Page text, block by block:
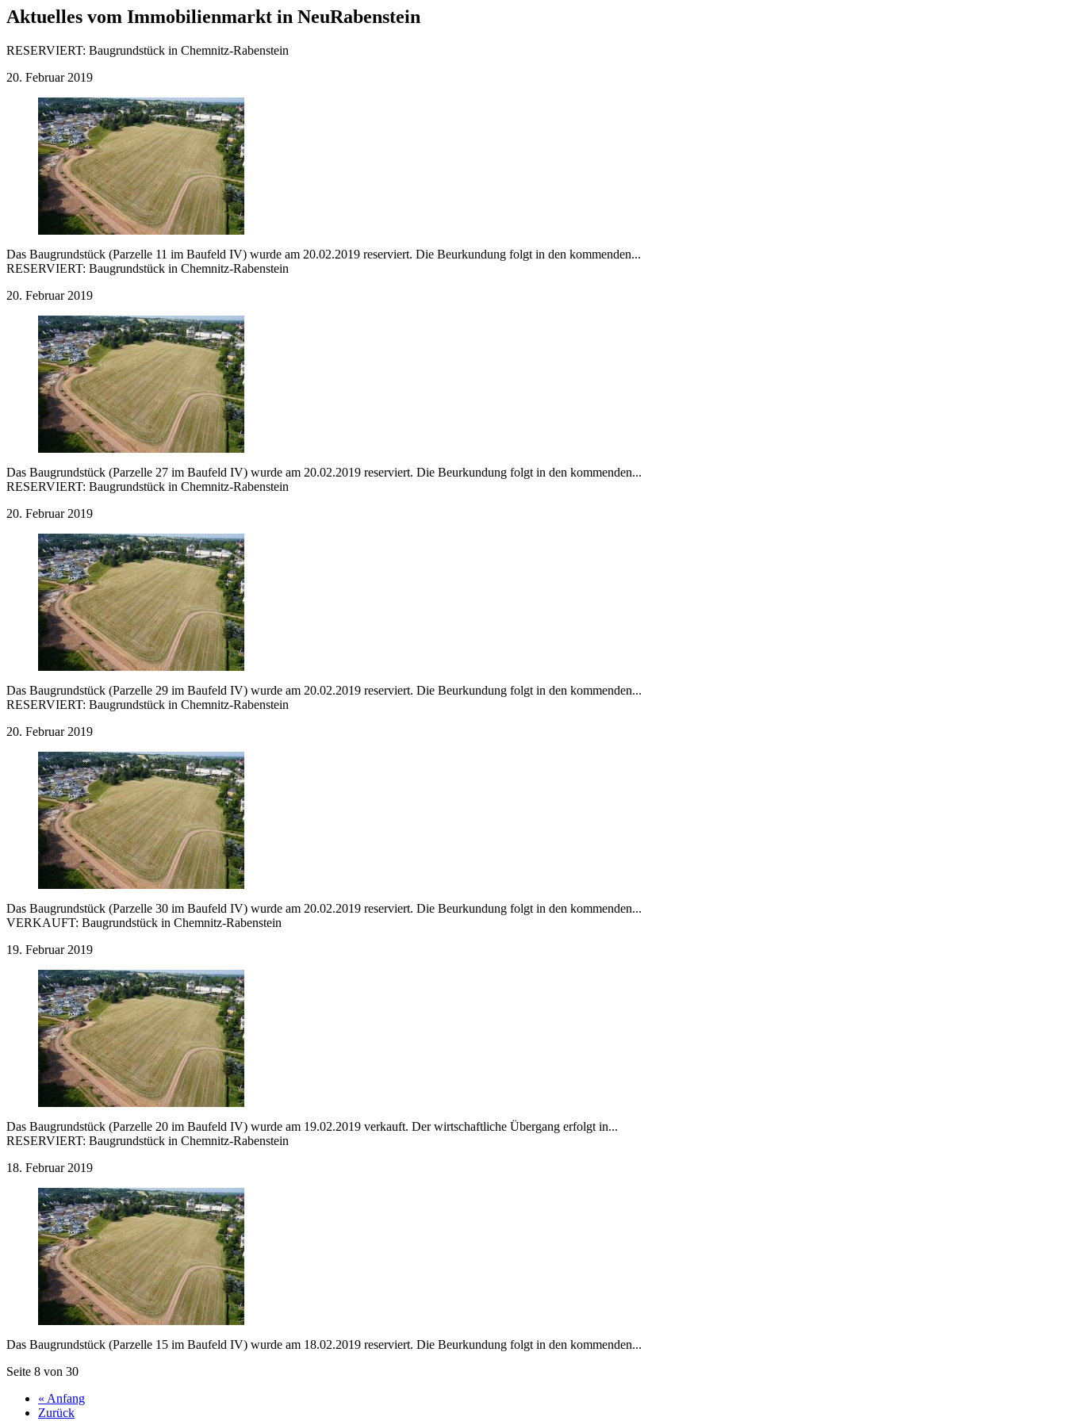
Aktuelles vom Immobilienmarkt in NeuRabenstein
RESERVIERT: Baugrundstück in Chemnitz-Rabenstein
20. Februar 2019
Das Baugrundstück (Parzelle 11 im Baufeld IV) wurde am 20.02.2019 reserviert. Die Beurkundung folgt in den kommenden...
RESERVIERT: Baugrundstück in Chemnitz-Rabenstein
20. Februar 2019
Das Baugrundstück (Parzelle 27 im Baufeld IV) wurde am 20.02.2019 reserviert. Die Beurkundung folgt in den kommenden...
RESERVIERT: Baugrundstück in Chemnitz-Rabenstein
20. Februar 2019
Das Baugrundstück (Parzelle 29 im Baufeld IV) wurde am 20.02.2019 reserviert. Die Beurkundung folgt in den kommenden...
RESERVIERT: Baugrundstück in Chemnitz-Rabenstein
20. Februar 2019
Das Baugrundstück (Parzelle 30 im Baufeld IV) wurde am 20.02.2019 reserviert. Die Beurkundung folgt in den kommenden...
VERKAUFT: Baugrundstück in Chemnitz-Rabenstein
19. Februar 2019
Das Baugrundstück (Parzelle 20 im Baufeld IV) wurde am 19.02.2019 verkauft. Der wirtschaftliche Übergang erfolgt in...
RESERVIERT: Baugrundstück in Chemnitz-Rabenstein
18. Februar 2019
Das Baugrundstück (Parzelle 15 im Baufeld IV) wurde am 18.02.2019 reserviert. Die Beurkundung folgt in den kommenden...
Seite 8 von 30
« Anfang
Zurück